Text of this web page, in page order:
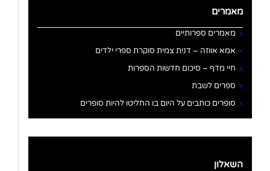
מאמרים
מאמרים ספרותיים
אמא אווזה – דנית צמית סוקרת ספרי ילדים
חיי מדף – סיכום חדשות הספרות
ספרים לשבת
סופרים כותבים על היום בו החליטו להיות סופרים
השאלון